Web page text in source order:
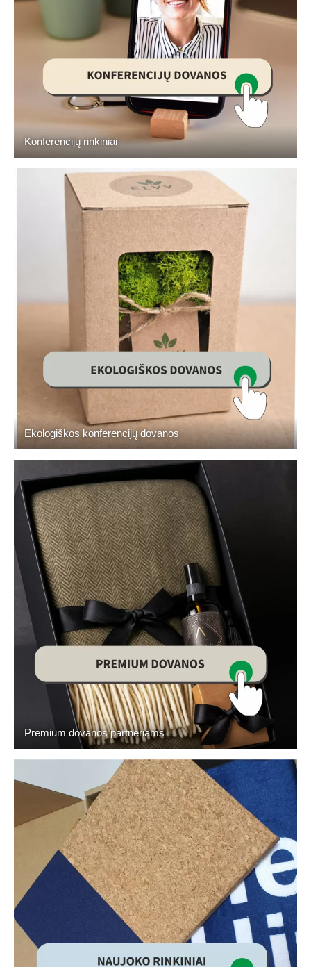
Konferencijų rinkiniai
Ekologiškos konferencijų dovanos
Premium dovanos partneriams